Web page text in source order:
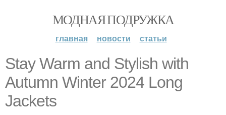
МОДНАЯ ПОДРУЖКА
главная новости статьи
Stay Warm and Stylish with
Autumn Winter 2024 Long
Jackets